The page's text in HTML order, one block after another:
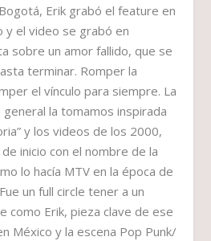
Erik grabó el feature en
y el video se grabó en
sobre un amor fallido, que se
terminar. Romper la
el vínculo para siempre. La
la tomamos inspirada
y los videos de los 2000,
inicio con el nombre de la
lo hacía MTV en la época de
un full circle tener a un
como Erik, pieza clave de ese
México y la escena Pop Punk/